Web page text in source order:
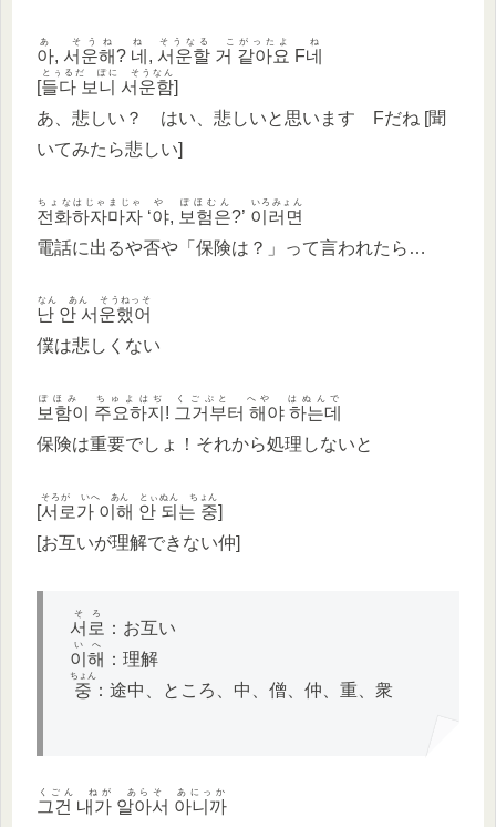
아, 서운해
あ そうね
? 네, 서운할 거 같아요
ね そうなる こがったよ
F네
ね
[들다 보니 서운함
とぅるだ ぽに そうなん
]
あ、悲しい？ はい、悲しいと思います Fだね [聞
いてみたら悲しい]
전화하자마자
ちょなはじゃまじゃ
‘야, 보험은
や ぽほむん
?’ 이러면
いろみょん
電話に出るや否や「保険は？」って言われたら…
난 안 서운했어
なん あん そうねっそ
僕は悲しくない
보함이 주요하지
ぽほみ ちゅよはぢ
! 그거부터 해야 하는데
くごぷと へや はぬんで
保険は重要でしょ！それから処理しないと
[서로가 이해 안 되는 중
そろが いへ あん とぃぬん ちょん
]
[お互いが理解できない仲]
서로
そろ
：お互い
이해
いへ
：理解
중
ちょん
：途中、ところ、中、僧、仲、重、衆
그건 내가 알아서 아니까
くごん ねが あらそ あにっか